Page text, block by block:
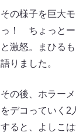
その様子を巨大
っ！ ちょっとー
と激怒。まひる
語りました。
その後、ホラー
をデコっていく2
すると、よしこ